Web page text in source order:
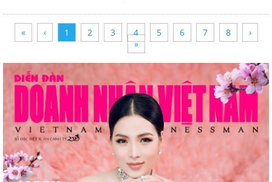
« ‹ 1 2 3 4 5 6 7 8
›
»